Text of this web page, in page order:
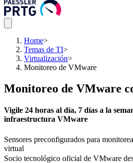
Home>
Temas de TI>
Virtualización>
Monitoreo de VMware
Monitoreo de VMware
Vigile 24 horas al día, 7 días a la
infraestructura VMware
Sensores preconfigurados para
virtual
Socio tecnológico oficial de VMware